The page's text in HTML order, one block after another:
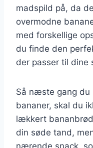
madspild på, da
overmodne
med forskellige
du finde den
der passer til dine
Så næste gang du
bananer, skal du
lækkert
din søde tand,
nærende snack,